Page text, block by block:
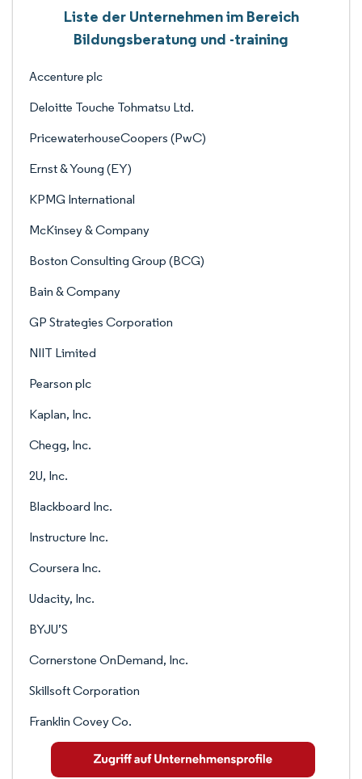
Liste der Unternehmen im Bereich
Bildungsberatung und -training
Accenture plc
Deloitte Touche Tohmatsu Ltd.
PricewaterhouseCoopers (PwC)
Ernst & Young (EY)
KPMG International
McKinsey & Company
Boston Consulting Group (BCG)
Bain & Company
GP Strategies Corporation
NIIT Limited
Pearson plc
Kaplan, Inc.
Chegg, Inc.
2U, Inc.
Blackboard Inc.
Instructure Inc.
Coursera Inc.
Udacity, Inc.
BYJU’S
Cornerstone OnDemand, Inc.
Skillsoft Corporation
Franklin Covey Co.